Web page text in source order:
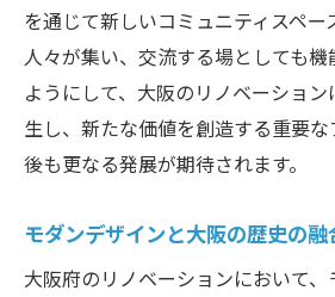
を通じて新しいコミュニティスペ
人々が集い、交流する場としても
ようにして、大阪のリノベーショ
生し、新たな価値を創造する重要
後も更なる発展が期待されます。
モダンデザインと大阪の歴史の融
大阪府のリノベーションにおいて